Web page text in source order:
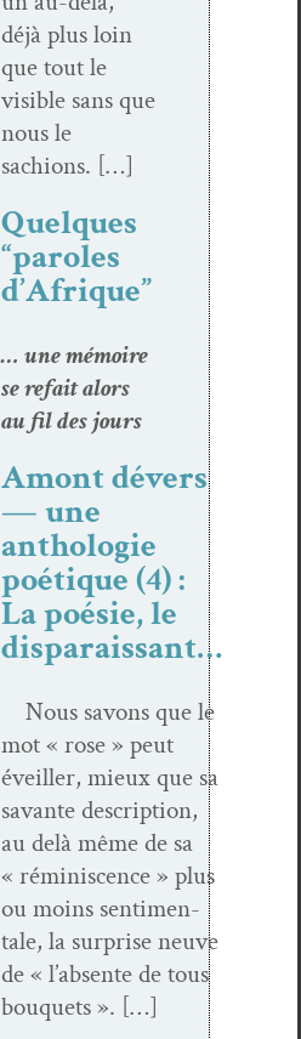
déjà plus loin
que tout le
vis­i­ble sans que
nous le
sachions. […]
Quelques
“paroles
d’Afrique”
… une mémoire
se refait alors
au fil des jours
Amont dévers
— une
anthologie
poétique (4) :
La poésie, le
disparaissant…
Nous savons que le
mot « rose » peut
éveiller, mieux que sa
savante descrip­tion,
au delà même de sa
« réminis­cence » plus
ou moins sen­ti­men­
tale, la sur­prise neuve
de « l’absente de tous
bouquets ». […]